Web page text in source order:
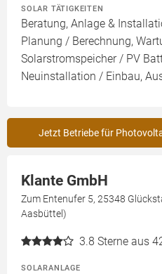
SOLAR TÄTIGKEITEN
Beratung, Anlage &
Planung / Berechnung,
Solarstromspeicher / PV
Neuinstallation / Einbau,
Jetzt Betriebe für
Klante GmbH
Zum Entenufer 5, 25348
Aasbüttel)
3.8 Sterne aus
SOLARANLAGE